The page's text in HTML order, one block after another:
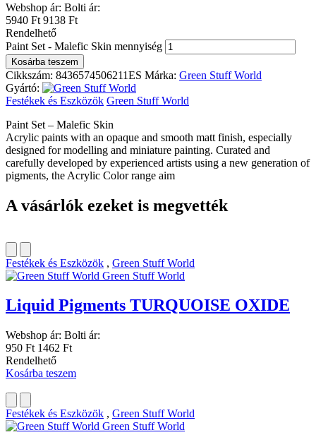
Webshop ár: Bolti ár:
5940 Ft 9138 Ft
Rendelhető
Paint Set - Malefic Skin mennyiség
Kosárba teszem
Cikkszám: 8436574506211ES Márka: Green Stuff World
Gyártó:
Festékek és Eszközök Green Stuff World
Paint Set – Malefic Skin
Acrylic paints with an opaque and smooth matt finish, especially
designed for modelling and miniature painting. Curated and
carefully developed by experienced artists using a new generation of
pigments, the Acrylic Color range aim
A vásárlók ezeket is megvették
Festékek és Eszközök , Green Stuff World
Green Stuff World
Liquid Pigments TURQUOISE OXIDE
Webshop ár: Bolti ár:
950 Ft 1462 Ft
Rendelhető
Kosárba teszem
Festékek és Eszközök , Green Stuff World
Green Stuff World